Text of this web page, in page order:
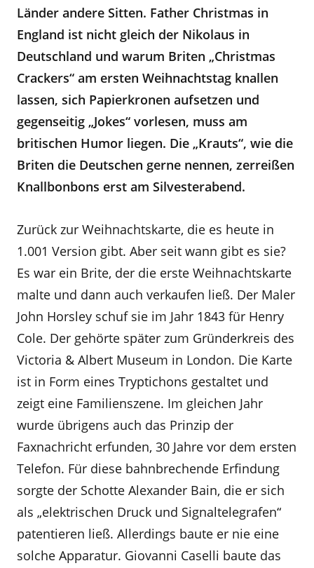
Länder andere Sitten. Father Christmas in
England ist nicht gleich der Nikolaus in
Deutschland und warum Briten „Christmas
Crackers“ am ersten Weihnachtstag knallen
lassen, sich Papierkronen aufsetzen und
gegenseitig „Jokes“ vorlesen, muss am
britischen Humor liegen. Die „Krauts“, wie die
Briten die Deutschen gerne nennen, zerreißen
Knallbonbons erst am Silvesterabend.
Zurück zur Weihnachtskarte, die es heute in
1.001 Version gibt. Aber seit wann gibt es sie?
Es war ein Brite, der die erste Weihnachtskarte
malte und dann auch verkaufen ließ. Der Maler
John Horsley schuf sie im Jahr 1843 für Henry
Cole. Der gehörte später zum Gründerkreis des
Victoria & Albert Museum in London. Die Karte
ist in Form eines Tryptichons gestaltet und
zeigt eine Familienszene. Im gleichen Jahr
wurde übrigens auch das Prinzip der
Faxnachricht erfunden, 30 Jahre vor dem ersten
Telefon. Für diese bahnbrechende Erfindung
sorgte der Schotte Alexander Bain, die er sich
als „elektrischen Druck und Signaltelegrafen“
patentieren ließ. Allerdings baute er nie eine
solche Apparatur. Giovanni Caselli baute das